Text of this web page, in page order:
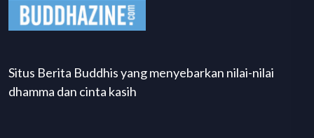
Situs Berita Buddhis yang menyebarkan nilai-nilai
dhamma dan cinta kasih